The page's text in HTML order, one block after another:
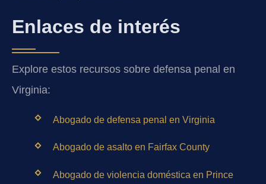
Enlaces de interés
Explore estos recursos sobre defensa penal en
Virginia:
Abogado de defensa penal en Virginia
Abogado de asalto en Fairfax County
Abogado de violencia doméstica en Prince